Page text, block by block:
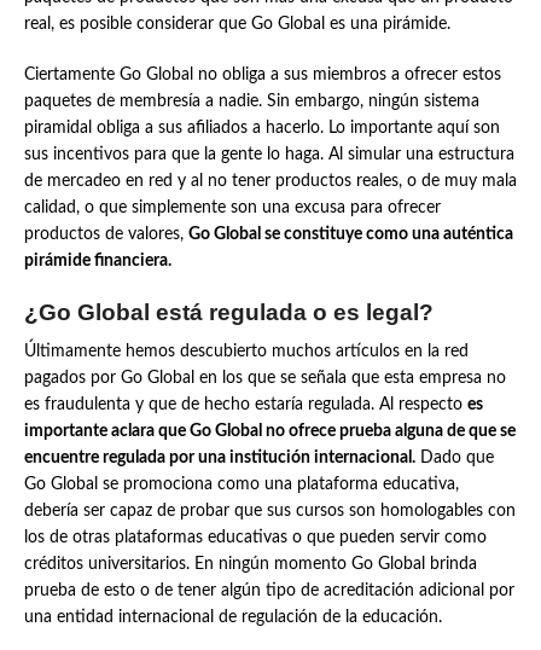
real, es posible considerar que Go Global es una pirámide.
Ciertamente Go Global no obliga a sus miembros a ofrecer estos
paquetes de membresía a nadie. Sin embargo, ningún sistema
piramidal obliga a sus afiliados a hacerlo. Lo importante aquí son
sus incentivos para que la gente lo haga. Al simular una estructura
de mercadeo en red y al no tener productos reales, o de muy mala
calidad, o que simplemente son una excusa para ofrecer
productos de valores, Go Global se constituye como una auténtica
pirámide financiera.
¿Go Global está regulada o es legal?
Últimamente hemos descubierto muchos artículos en la red
pagados por Go Global en los que se señala que esta empresa no
es fraudulenta y que de hecho estaría regulada. Al respecto es
importante aclara que Go Global no ofrece prueba alguna de que se
encuentre regulada por una institución internacional.Dado que
Go Global se promociona como una plataforma educativa,
debería ser capaz de probar que sus cursos son homologables con
los de otras plataformas educativas o que pueden servir como
créditos universitarios. En ningún momento Go Global brinda
prueba de esto o de tener algún tipo de acreditación adicional por
una entidad internacional de regulación de la educación.